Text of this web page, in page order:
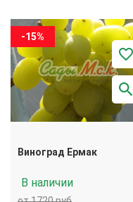
-15%
Виноград Ермак
В наличии